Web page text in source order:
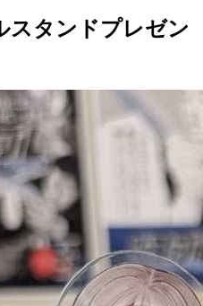
スタンドプレゼン